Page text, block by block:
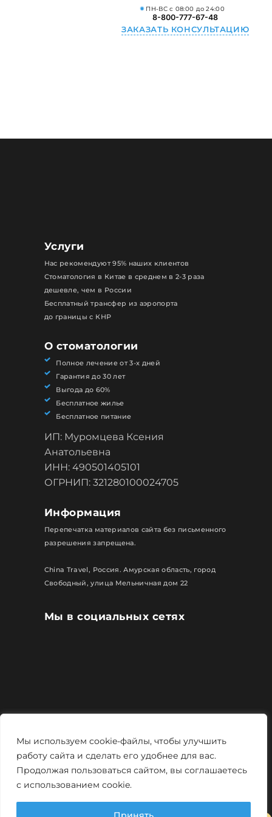
Мы используем cookie-файлы, чтобы улучшить
работу сайта и сделать его удобнее для вас.
Продолжая пользоваться сайтом, вы соглашаетесь
с использованием cookie.
ПН-ВС с 08:00 до 24:00
8-800-777-67-48
ЗАКАЗАТЬ КОНСУЛЬТАЦИЮ
Мы в социальных сетях
Услуги
Нас рекомендуют 95% наших клиентов
Стоматология в Китае в среднем в 2-3 раза
дешевле, чем в России
Бесплатный трансфер из аэропорта
до границы с КНР
О стоматологии
Полное лечение от 3-х дней
Гарантия до 30 лет
Выгода до 60%
Бесплатное жилье
Бесплатное питание
ИП: Муромцева Ксения
Анатольевна
ИНН: 490501405101
ОГРНИП: 321280100024705
Информация
Перепечатка материалов сайта без письменного
разрешения запрещена.
China Travel, Россия. Амурская область, город
Свободный, улица Мельничная дом 22
Политика конфиденциальности
Мощно и креативно отMonstro-studio